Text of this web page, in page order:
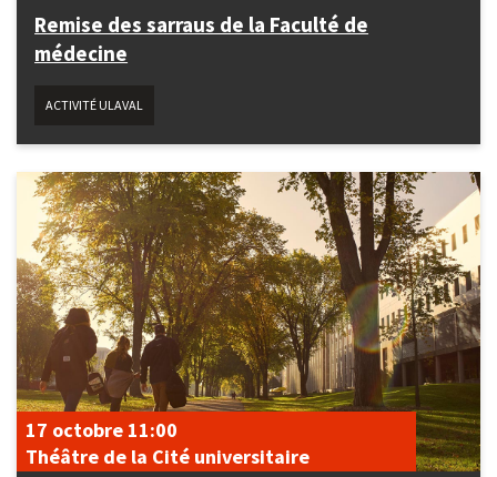
Remise des sarraus de la Faculté de
médecine
ACTIVITÉ ULAVAL
17 octobre 11:00
Théâtre de la Cité universitaire